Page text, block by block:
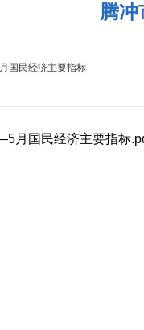
腾
国民经济主要指标
月国民经济主要指标